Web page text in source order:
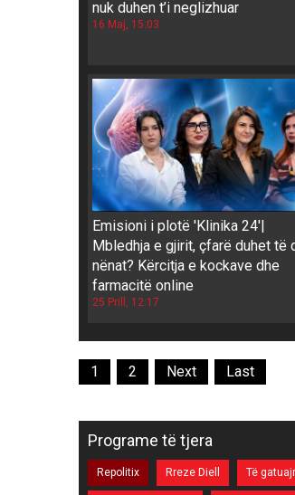
nuk duhen t’i neglizhuar
16 Maj, 15:03
Emisioni i plotë 'Klinika 24'|
Mbledhja e gjirit, çfarë duhet të
nënat? Kërcitja e kockave dhe
farmacitë online
25 Prill, 12:17
1 2 Next Last
Programe të tjera
Repolitix Rreze Diell Të